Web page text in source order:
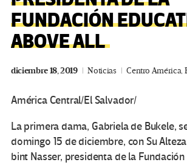
FUNDACIÓN
ABOVE ALL
diciembre 18, 2019 Noticias Centro América,
América Central/El Salvador/
La primera dama, Gabriela de Bukele,
domingo 15 de diciembre, con Su
bint Nasser, presidenta de la